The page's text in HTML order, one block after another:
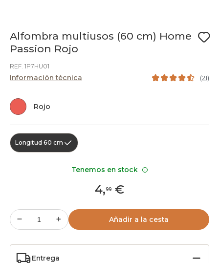
Alfombra multiusos (60 cm) Home
Passion Rojo
REF. 1P7HU01
Información técnica (21)
Rojo
Longitud 60 cm
4,99 €
Añadir a la cesta
Entrega